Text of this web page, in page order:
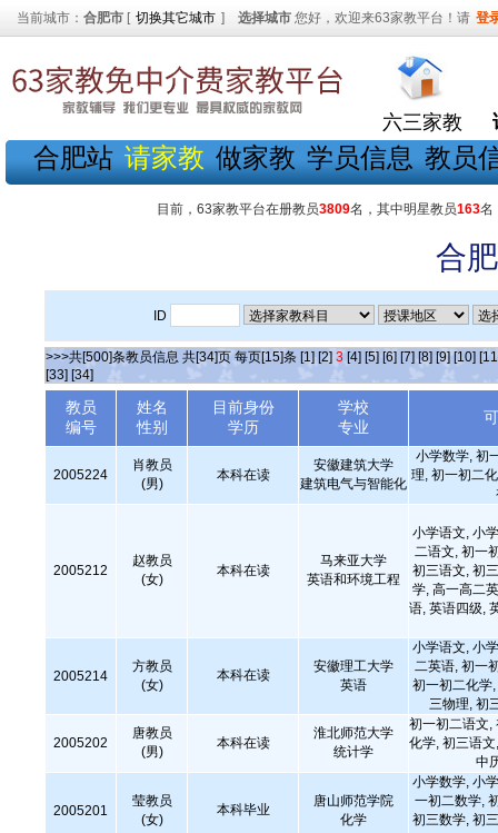
当前城市： 合肥市 [ 切换其它城市 ] 选择城市 您好，欢迎来63家教平台！请 登
六三家教
合肥站 请家教 做家教 学员信息 教员
目前，63家教平台在册教员3809名，其中明星教员163名
合
ID
>>>共[500]条教员信息 共[34]页 每页[15]条 [1] [2] 3 [4] [5] [6] [7] [8] [9] [10]
[33] [34]
教员
编号
姓名
性别
目前身份
学历
学校
专业
2005224
肖教员
(男)
本科在读
安徽建筑大学
建筑电气与智能化
小学数学, 初
理, 初一初二
2005212
赵教员
(女)
本科在读
马来亚大学
英语和环境工程
小学语文, 小
二语文, 初一
初三语文, 初
学, 高一高二
语, 英语四级,
2005214
方教员
(女)
本科在读
安徽理工大学
英语
小学语文, 小
二英语, 初一
初一初二化学
三物理, 初
2005202
唐教员
(男)
本科在读
淮北师范大学
统计学
初一初二语文,
化学, 初三语
中
2005201
莹教员
(女)
本科毕业
唐山师范学院
化学
小学数学, 小
一初二数学,
初三数学, 初